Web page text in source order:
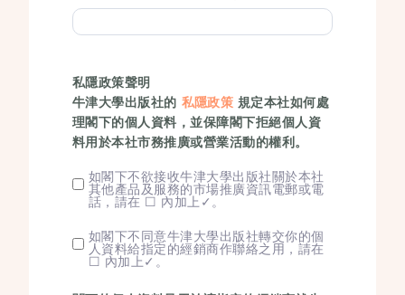
私隱政策聲明
牛津大學出版社的 私隱政策 規定本社如何處
理閣下的個人資料，並保障閣下拒絕個人資
料用於本社市務推廣或營業活動的權利。
如閣下不欲接收牛津大學出版社關於本社
其他產品及服務的市場推廣資訊電郵或電
話，請在 ☐ 內加上✓。
如閣下不同意牛津大學出版社轉交你的個
人資料給指定的經銷商作聯絡之用，請在
☐ 內加上✓。